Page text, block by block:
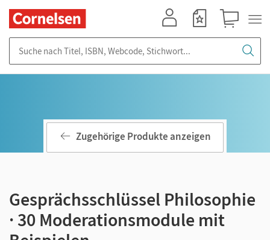
Zugehörige Produkte anzeigen
Gesprächsschlüssel Philosophie
· 30 Moderationsmodule mit